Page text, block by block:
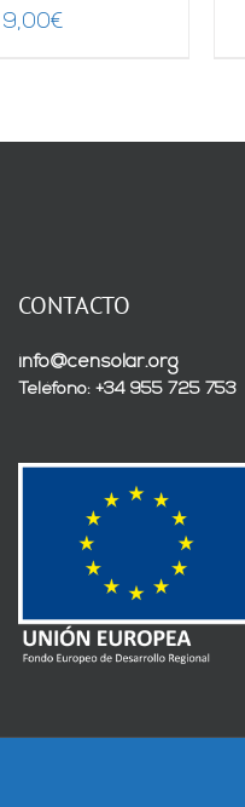
9,00€
CONTACTO
info@censolar.org
Teléfono: +34 955 725 753